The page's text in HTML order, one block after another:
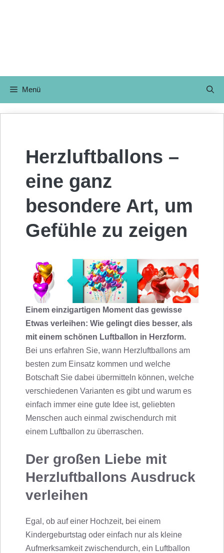
Menü
Herzluftballons –
eine ganz
besondere Art, um
Gefühle zu zeigen
Einem einzigartigen Moment das gewisse
Etwas verleihen: Wie gelingt dies besser, als
mit einem schönen Luftballon in Herzform.
Bei uns erfahren Sie, wann Herzluftballons am
besten zum Einsatz kommen und welche
Botschaft Sie dabei übermitteln können, welche
verschiedenen Varianten es gibt und warum es
einfach immer eine gute Idee ist, geliebten
Menschen auch einmal zwischendurch mit
einem Luftballon zu überraschen.
Der großen Liebe mit
Herzluftballons Ausdruck
verleihen
Egal, ob auf einer Hochzeit, bei einem
Kindergeburtstag oder einfach nur als kleine
Aufmerksamkeit zwischendurch, ein Luftballon